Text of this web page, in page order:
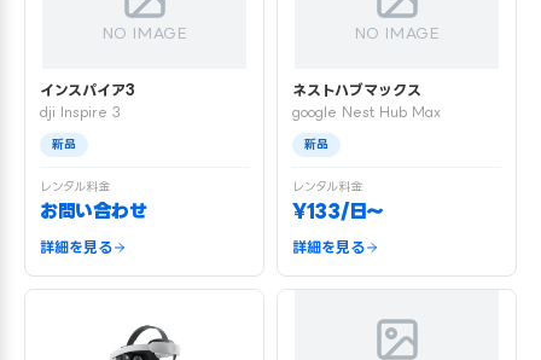
NO IMAGE
インスパイア3
dji Inspire 3
新品
レンタル料金
お問い合わせ
詳細を見る
NO IMAGE
ネストハブマックス
google Nest Hub Max
新品
レンタル料金
¥133/日〜
詳細を見る